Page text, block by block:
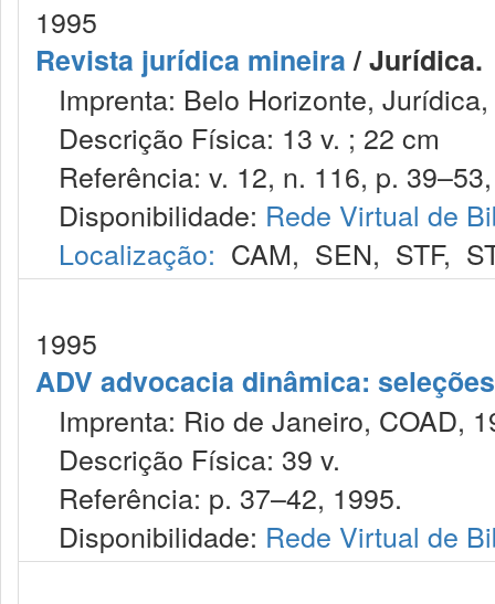
1995
Revista jurídica mineira/ Jurídica.
Imprenta: Belo Horizonte,
Descrição Física: 13 v. ; 22 cm
Referência: v. 12, n. 116, p.
Disponibilidade: Rede Virtual de
Localização: CAM, SEN, STF,
1995
ADV advocacia dinâmica:
Imprenta: Rio de Janeiro, COAD,
Descrição Física: 39 v.
Referência: p. 37–42, 1995.
Disponibilidade: Rede Virtual de